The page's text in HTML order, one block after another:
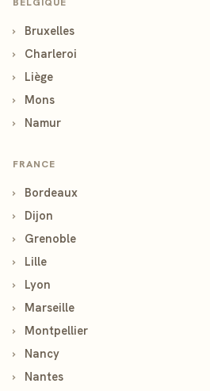
›
Bruxelles
›
Charleroi
›
Liège
›
Mons
›
Namur
FRANCE
›
Bordeaux
›
Dijon
›
Grenoble
›
Lille
›
Lyon
›
Marseille
›
Montpellier
›
Nancy
›
Nantes